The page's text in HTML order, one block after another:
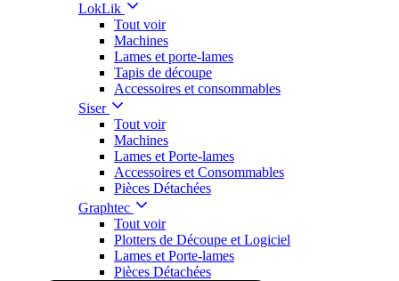
LokLik
Tout voir
Machines
Lames et porte-lames
Tapis de découpe
Accessoires et consommables
Siser
Tout voir
Machines
Lames et Porte-lames
Accessoires et Consommables
Pièces Détachées
Graphtec
Tout voir
Plotters de Découpe et Logiciel
Lames et Porte-lames
Pièces Détachées